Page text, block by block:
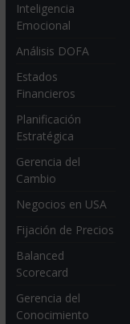
Inteligencia
Emocional
Análisis DOFA
Estados
Financieros
Planificación
Estratégica
Gerencia del
Cambio
Negocios en USA
Fijación de Precios
Balanced
Scorecard
Gerencia del
Conocimiento